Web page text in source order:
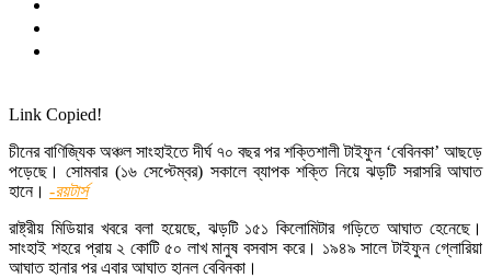
Link Copied!
চীনের বাণিজ্যিক অঞ্চল সাংহাইতে দীর্ঘ ৭০ বছর পর শক্তিশালী টাইফুন ‘বেবিনকা’ আছড়ে
পড়েছে। সোমবার (১৬ সেপ্টেম্বর) সকালে ব্যাপক শক্তি নিয়ে ঝড়টি সরাসরি আঘাত
হানে। -রয়টার্স
রাষ্ট্রীয় মিডিয়ার খবরে বলা হয়েছে, ঝড়টি ১৫১ কিলোমিটার গড়িতে আঘাত হেনেছে।
সাংহাই শহরে প্রায় ২ কোটি ৫০ লাখ মানুষ বসবাস করে। ১৯৪৯ সালে টাইফুন গ্লোরিয়া
আঘাত হানার পর এবার আঘাত হানল বেবিনকা।